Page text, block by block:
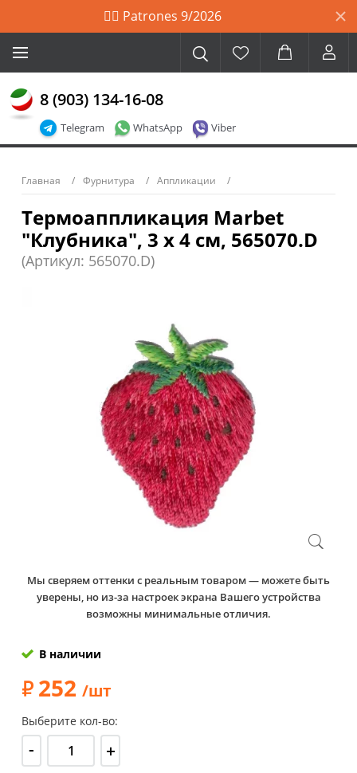
🙋‍♀️ Patrones 9/2026
Telegram WhatsApp Viber
8 (903) 134-16-08
Главная Фурнитура Аппликации
Термоаппликация Marbet
"Клубника", 3 х 4 см, 565070.D
(Артикул: 565070.D)
Мы сверяем оттенки с реальным товаром — можете быть
уверены, но из-за настроек экрана Вашего устройства
возможны минимальные отличия.
В наличии
252 /шт
Выберите кол-во:
- +